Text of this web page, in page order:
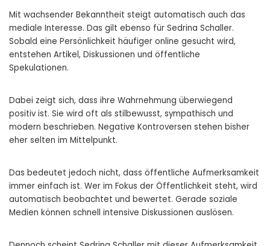
Mit wachsender Bekanntheit steigt automatisch auch das
mediale Interesse. Das gilt ebenso für Sedrina Schaller.
Sobald eine Persönlichkeit häufiger online gesucht wird,
entstehen Artikel, Diskussionen und öffentliche
Spekulationen.
Dabei zeigt sich, dass ihre Wahrnehmung überwiegend
positiv ist. Sie wird oft als stilbewusst, sympathisch und
modern beschrieben. Negative Kontroversen stehen bisher
eher selten im Mittelpunkt.
Das bedeutet jedoch nicht, dass öffentliche Aufmerksamkeit
immer einfach ist. Wer im Fokus der Öffentlichkeit steht, wird
automatisch beobachtet und bewertet. Gerade soziale
Medien können schnell intensive Diskussionen auslösen.